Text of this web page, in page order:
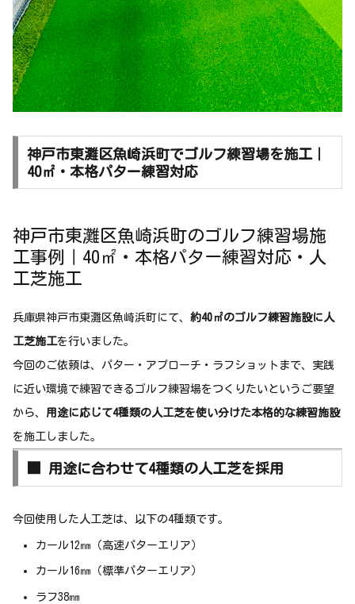
神戸市東灘区魚崎浜町でゴルフ練習場を施工｜
40㎡・本格パター練習対応
神戸市東灘区魚崎浜町のゴルフ練習場施
工事例｜40㎡・本格パター練習対応・人
工芝施工
兵庫県神戸市東灘区魚崎浜町にて、 約40㎡のゴルフ練習施設に人
工芝施工を行いました。
今回のご依頼は、パター・アプローチ・ラフショットまで、実践
に近い環境で練習できるゴルフ練習場をつくりたいというご要望
から、 用途に応じて4種類の人工芝を使い分けた本格的な練習施設
を施工しました。
■ 用途に合わせて4種類の人工芝を採用
今回使用した人工芝は、以下の4種類です。
カール12㎜（高速パターエリア）
カール16㎜（標準パターエリア）
ラフ38㎜